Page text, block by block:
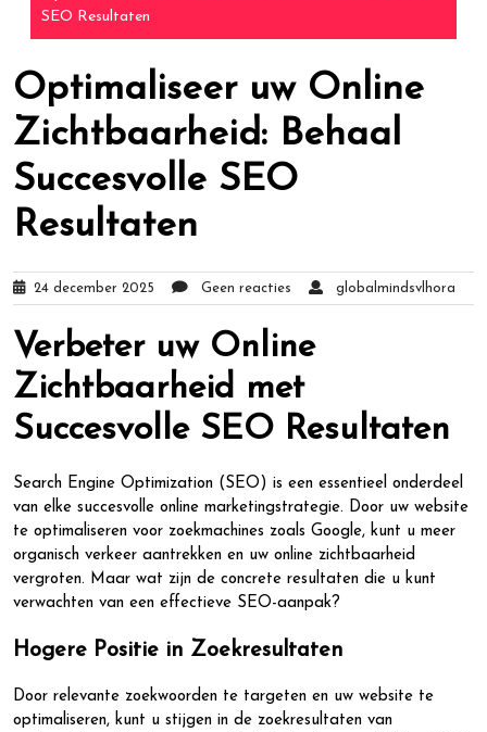
SEO Resultaten
Optimaliseer uw Online
Zichtbaarheid: Behaal
Succesvolle SEO
Resultaten
24 december 2025 Geen reacties globalmindsvlhora
Verbeter uw Online
Zichtbaarheid met
Succesvolle SEO Resultaten
Search Engine Optimization (SEO) is een essentieel onderdeel
van elke succesvolle online marketingstrategie. Door uw website
te optimaliseren voor zoekmachines zoals Google, kunt u meer
organisch verkeer aantrekken en uw online zichtbaarheid
vergroten. Maar wat zijn de concrete resultaten die u kunt
verwachten van een effectieve SEO-aanpak?
Hogere Positie in Zoekresultaten
Door relevante zoekwoorden te targeten en uw website te
optimaliseren, kunt u stijgen in de zoekresultaten van